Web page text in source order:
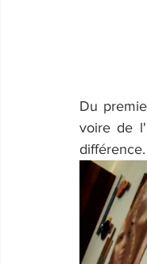
Du
voire de
différence.